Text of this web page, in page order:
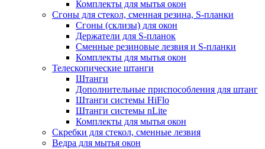
Комплекты для мытья окон
Сгоны для стекол, сменная резина, S-планки
Сгоны (склизы) для окон
Держатели для S-планок
Сменные резиновые лезвия и S-планки
Комплекты для мытья окон
Телескопические штанги
Штанги
Дополнительные приспособления для штанг
Штанги системы HiFlo
Штанги системы nLite
Комплекты для мытья окон
Скребки для стекол, сменные лезвия
Ведра для мытья окон